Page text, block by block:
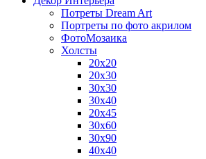
Потреты Dream Art
Портреты по фото акрилом
ФотоМозаика
Холсты
20х20
20х30
30х30
30х40
20х45
30х60
30х90
40х40